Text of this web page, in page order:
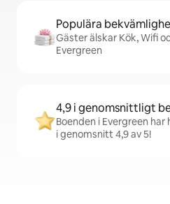
Populära
Gäster älskar Kök, Wifi
Evergreen
4,9 i genomsnittligt
Boenden i Evergreen
i genomsnitt 4,9 av 5!